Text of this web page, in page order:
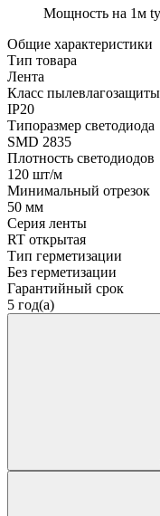
Мощность на 1м
Общие характеристики
Тип товара
Лента
Класс пылевлагозащиты
IP20
Типоразмер светодиода
SMD 2835
Плотность светодиодов
120 шт/м
Минимальный отрезок
50 мм
Серия ленты
RT открытая
Тип герметизации
Без герметизации
Гарантийный срок
5 год(а)